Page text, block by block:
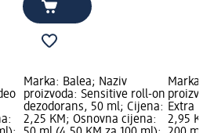
Marka: Balea; Naziv
proizvoda: Sensitive roll-on
dezodorans, 50 ml; Cijena:
2,25 KM; Osnovna cijena:
Marka:
Extra
2,95